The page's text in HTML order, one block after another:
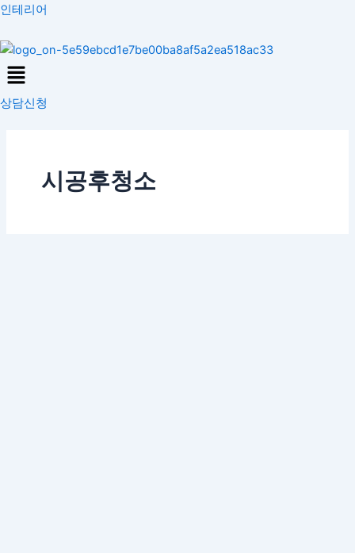
콘
츠
로
건
너
인테리어
Menu
상담신청
시공후청소